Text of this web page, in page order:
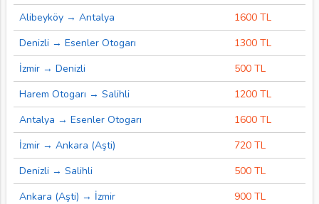
Alibeyköy → Antalya
1600 TL
Denizli → Esenler Otogarı
1300 TL
İzmir → Denizli
500 TL
Harem Otogarı → Salihli
1200 TL
Antalya → Esenler Otogarı
1600 TL
İzmir → Ankara (Aşti)
720 TL
Denizli → Salihli
500 TL
Ankara (Aşti) → İzmir
900 TL